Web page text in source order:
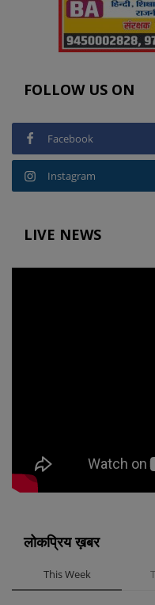
FOLLOW US ON
Facebook
Instagram
LIVE NEWS
लोकप्रिय ख़बर
This Week